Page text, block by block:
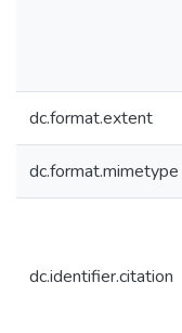
dc.format.extent
dc.format.mimetype
dc.identifier.citation